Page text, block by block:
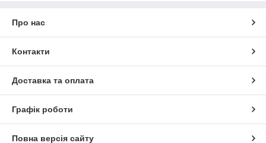
Про нас
Контакти
Доставка та оплата
Графік роботи
Повна версія сайту